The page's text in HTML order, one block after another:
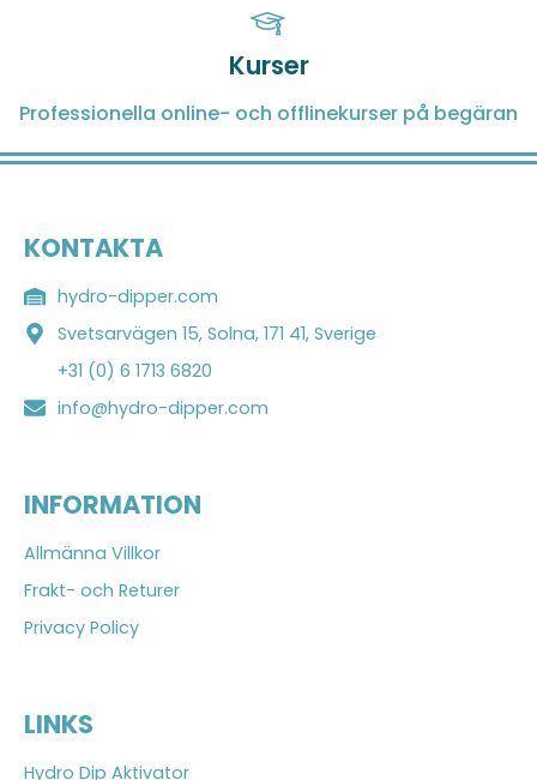
Kurser
Professionella online- och offlinekurser på begäran
KONTAKTA
hydro-dipper.com
Svetsarvägen 15, Solna, 171 41, Sverige
+31 (0) 6 1713 6820
info@hydro-dipper.com
INFORMATION
Allmänna Villkor
Frakt- och Returer
Privacy Policy
LINKS
Hydro Dip Aktivator